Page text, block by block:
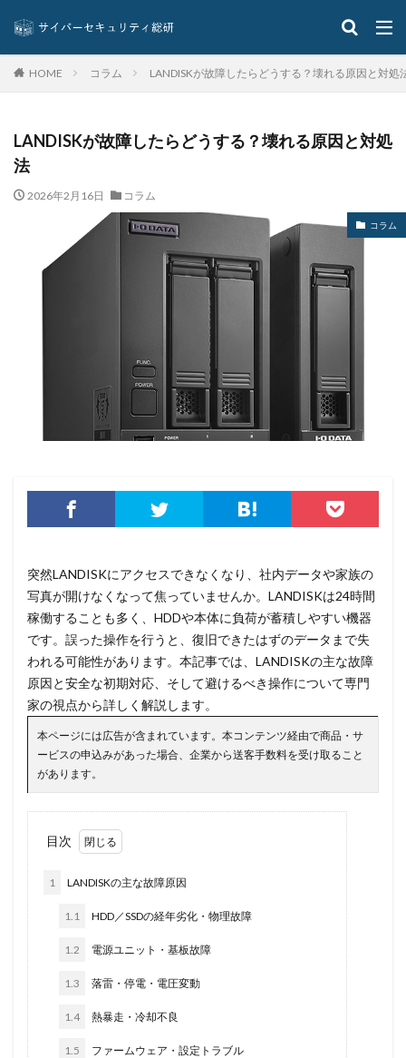
HOME コラム LANDISKが故障したらどうする？壊れる原因と対処
LANDISKが故障したらどうする？壊れる原因と対処
法
2026年2月16日 コラム
コラム
突然LANDISKにアクセスできなくなり、社内データや家族の
写真が開けなくなって焦っていませんか。LANDISKは24時間
稼働することも多く、HDDや本体に負荷が蓄積しやすい機器
です。誤った操作を行うと、復旧できたはずのデータまで失
われる可能性があります。本記事では、LANDISKの主な故障
原因と安全な初期対応、そして避けるべき操作について専門
家の視点から詳しく解説します。
本ページには広告が含まれています。本コンテンツ経由で商品・サ
ービスの申込みがあった場合、企業から送客手数料を受け取ること
があります。
目次
1 LANDISKの主な故障原因
1.1 HDD／SSDの経年劣化・物理故障
1.2 電源ユニット・基板故障
1.3 落雷・停電・電圧変動
1.4 熱暴走・冷却不良
1.5 ファームウェア・設定トラブル